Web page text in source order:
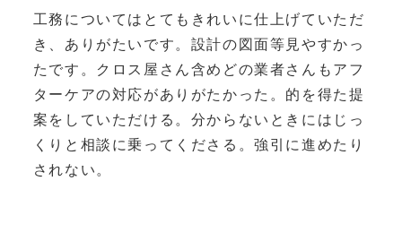
工務についてはとてもきれいに仕上げていただ
き、ありがたいです。設計の図面等見やすかっ
たです。クロス屋さん含めどの業者さんもアフ
ターケアの対応がありがたかった。的を得た提
案をしていただける。分からないときにはじっ
くりと相談に乗ってくださる。強引に進めたり
されない。